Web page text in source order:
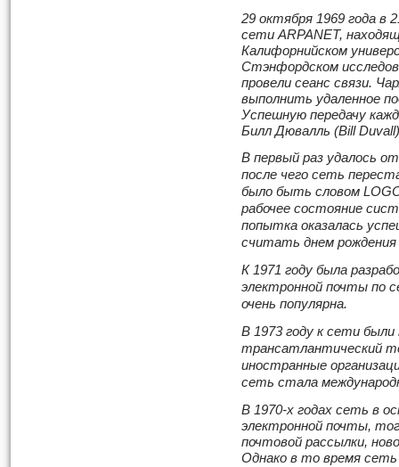
29 октября 1969 года в
сети ARPANET,
Калифорнийском
Стэнфордском
провели сеанс связи.
выполнить удаленное
Успешную передачу
Билл Дювалль (Bill
В первый раз удалось
после чего сеть
было быть словом
рабочее состояние
попытка оказалась
считать днем
К 1971 году была
электронной почты по
очень популярна.
В 1973 году к сети были
трансатлантический
иностранные
сеть стала
В 1970-х годах сеть в
электронной почты,
почтовой рассылки,
Однако в то время сеть